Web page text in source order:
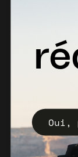
Fiches
Où acheter
Politique de
Bulletin
Oui,